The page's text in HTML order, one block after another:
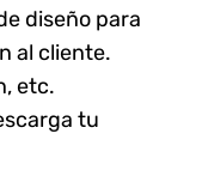
diseño para
al cliente.
etc.
tu